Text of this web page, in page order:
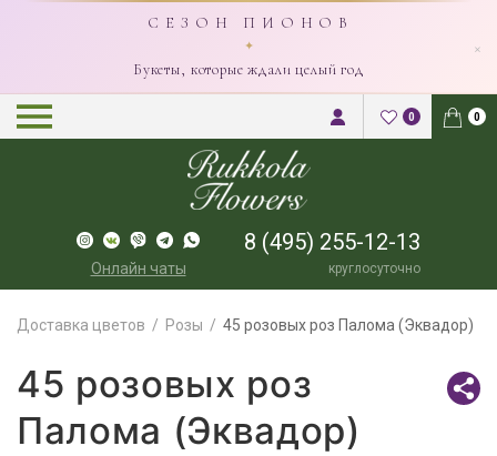
С Е З О Н П И О Н О В
✦
Букеты, которые ждали целый год
×
0 0
Онлайн чаты
8 (495) 255-12-13
круглосуточно
Доставка цветов Розы 45 розовых роз Палома (Эквадор)
45 розовых роз
Палома (Эквадор)